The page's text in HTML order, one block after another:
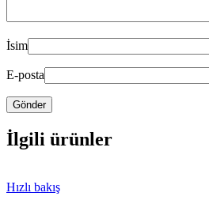
İsim
E-posta
İlgili ürünler
Hızlı bakış